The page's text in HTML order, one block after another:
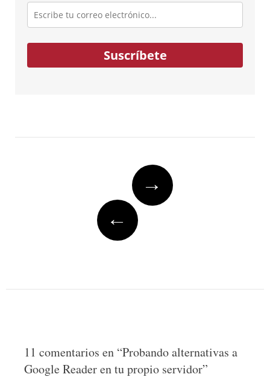
Escribe
tu
correo
electrónico...
Suscríbete
→
←
11 comentarios en “Probando alternativas a
Google Reader en tu propio servidor”